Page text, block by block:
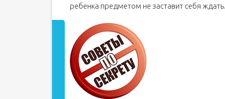
6. funenglishgames.com
7. cambridgeenglish.org
8. multimedia-english.com
9. englishclub.com
Английский для детей: когда и как начинать
В каком возрасте ребенку лучше начинать
Английский язык малышам в 3-4 годика
ребенка предметом не заставит себя ждать.